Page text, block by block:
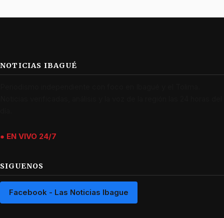
NOTICIAS IBAGUÉ
● EN VIVO 24/7
SIGUENOS
Facebook - Las Noticias Ibague